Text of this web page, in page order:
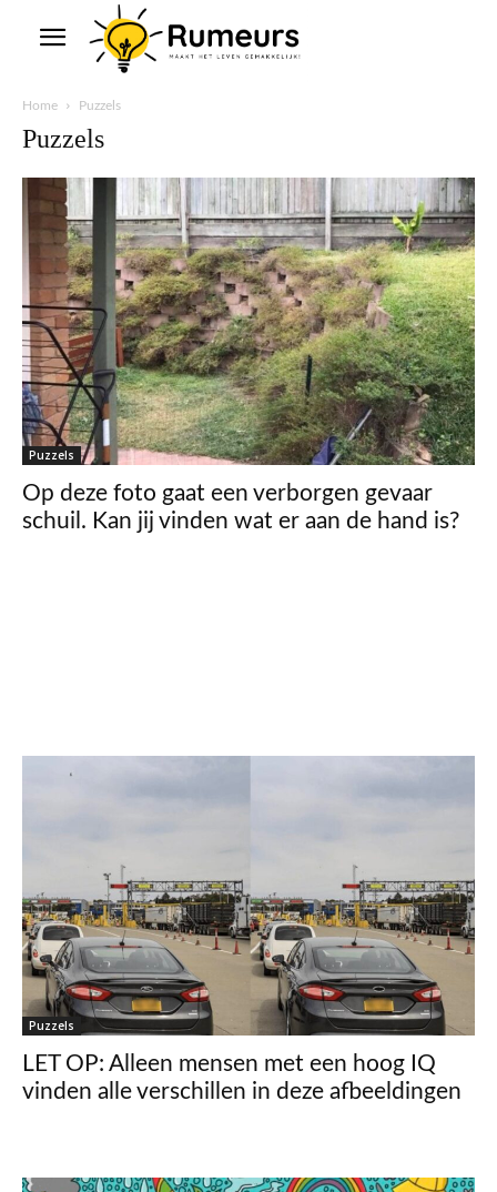
Home Puzzels
Puzzels
Puzzels
Op deze foto gaat een verborgen gevaar
schuil. Kan jij vinden wat er aan de hand is?
Puzzels
LET OP: Alleen mensen met een hoog IQ
vinden alle verschillen in deze afbeeldingen